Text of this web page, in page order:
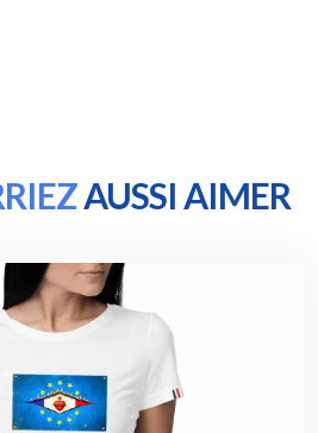
AUSSI AIMER